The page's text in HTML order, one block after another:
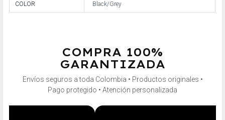
COLOR Black/Grey
COMPRA 100%
GARANTIZADA
Envíos seguros a toda Colombia • Productos originales •
Pago protegido • Atención personalizada